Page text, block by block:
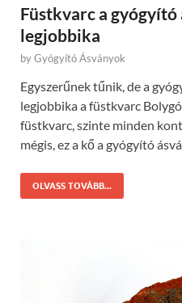
Füstkvarc a
legjobbika
byGyógyító Ásványok
Egyszerűnek tűnik, de a
legjobbika a füstkvarc
füstkvarc, szinte minden
mégis, ez a kő a gyógyító
OLVASS TOVÁBB...